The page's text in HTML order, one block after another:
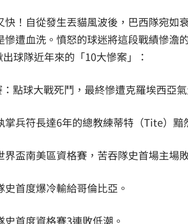
快！自從發生丟貓風波後，巴西隊宛如
慘遭血洗。憤怒的球迷將這段戰績慘澹
球隊近年來的「10大慘案」：
點球大戰死鬥，最終慘遭克羅埃西亞氣
掌兵符長達6年的總教練蒂特（Tite）黯
盃南美區資格賽，苦吞隊史首場主場
首度爆冷輸給哥倫比亞。
首度資格賽3連敗低潮。